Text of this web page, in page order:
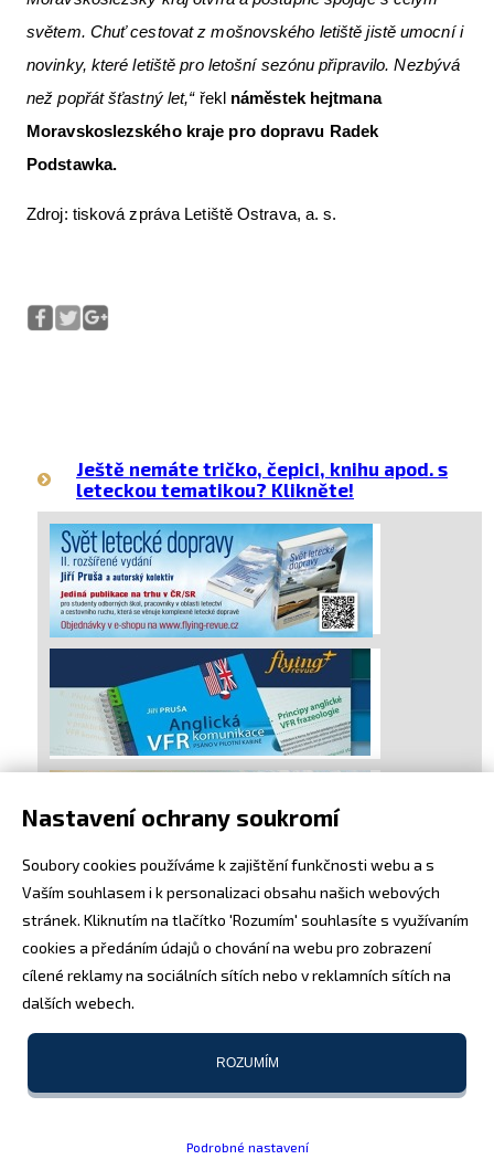
světem. Chuť cestovat z mošnovského letiště jistě umocní i
novinky, které letiště pro letošní sezónu připravilo. Nezbývá
než popřát šťastný let,“řekl náměstek hejtmana
Moravskoslezského kraje pro dopravu Radek
Podstawka.
Zdroj: tisková zpráva Letiště Ostrava, a. s.
Ještě nemáte tričko, čepici, knihu apod. s
leteckou tematikou? Klikněte!
Nastavení ochrany soukromí
Soubory cookies používáme k zajištění funkčnosti webu a s
Vaším souhlasem i k personalizaci obsahu našich webových
stránek. Kliknutím na tlačítko 'Rozumím' souhlasíte s využívaním
cookies a předáním údajů o chování na webu pro zobrazení
cílené reklamy na sociálních sítích nebo v reklamních sítích na
dalších webech.
ROZUMÍM
Podrobné nastavení